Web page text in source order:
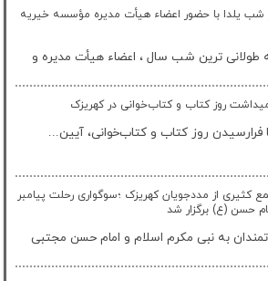
شب یلدا با حضور اعضاء هیأت مدیره مؤسسه خیریه
طولانی ترین شب سال ، اعضاء هیأت مدیره و
روز کتاب و کتاب‌خوانی در کهریزک
فرارسیدن روز کتاب و کتاب‌خوانی، آیین...
کثیری از مددجویان کهریزک ؛سوگواری رحلت پیامبر
حسن (ع) برگزار شد
به نبی مکرم اسلام و امام حسن مجتبی